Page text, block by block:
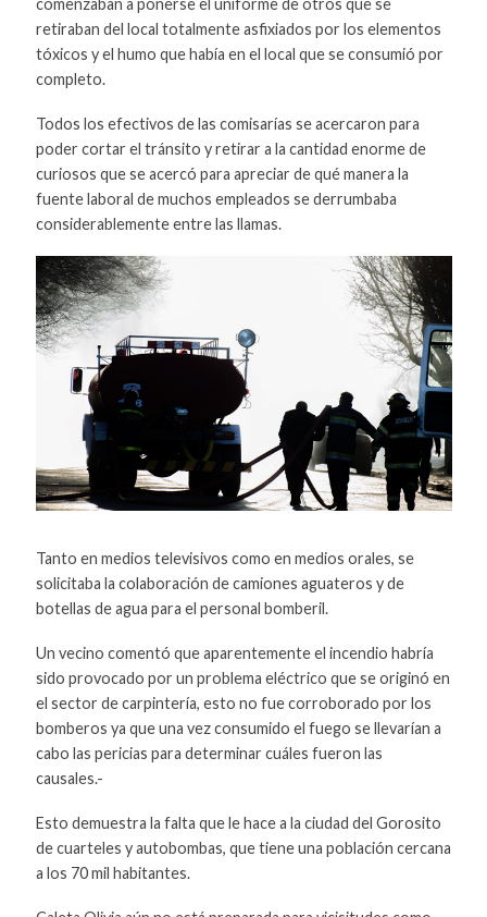
comenzaban a ponerse el uniforme de otros que se
retiraban del local totalmente asfixiados por los elementos
tóxicos y el humo que había en el local que se consumió por
completo.
Todos los efectivos de las comisarías se acercaron para
poder cortar el tránsito y retirar a la cantidad enorme de
curiosos que se acercó para apreciar de qué manera la
fuente laboral de muchos empleados se derrumbaba
considerablemente entre las llamas.
Tanto en medios televisivos como en medios orales, se
solicitaba la colaboración de camiones aguateros y de
botellas de agua para el personal bomberil.
Un vecino comentó que aparentemente el incendio habría
sido provocado por un problema eléctrico que se originó en
el sector de carpintería, esto no fue corroborado por los
bomberos ya que una vez consumido el fuego se llevarían a
cabo las pericias para determinar cuáles fueron las
causales.-
Esto demuestra la falta que le hace a la ciudad del Gorosito
de cuarteles y autobombas, que tiene una población cercana
a los 70 mil habitantes.